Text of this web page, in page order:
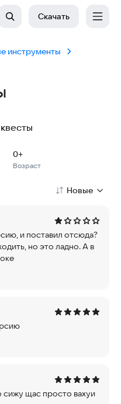
Скачать
инструменты
15.6 MB
Возраст
0+
Новые
и поставил отсюда?
но это ладно. А в
сижу щас просто вaxyи